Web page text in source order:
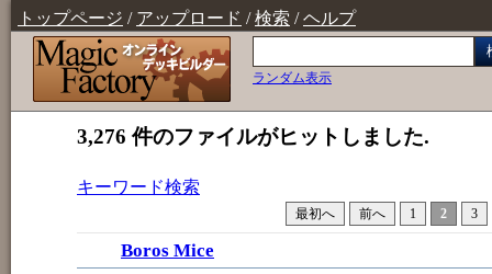
トップページ / アップロード /検索 /ヘルプ
ランダム表示
3,276 件のファイルがヒットしました.
キーワード検索
最初へ 前へ 1 2 3
Boros Mice